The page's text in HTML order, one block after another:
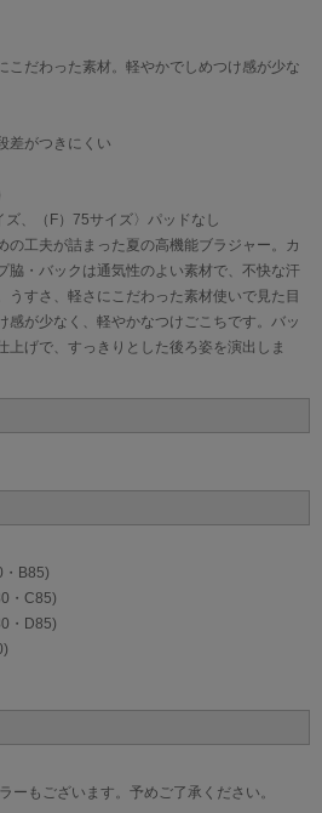
だわった素材。軽やかでしめつけ感が少な
差がつきにくい
ズ、（F）75サイズ〉パッドなし
の工夫が詰まった夏の高機能ブラジャー。カ
脇・バックは通気性のよい素材で、不快な汗
うすさ、軽さにこだわった素材使いで見た目
感が少なく、軽やかなつけごこちです。バッ
上げで、すっきりとした後ろ姿を演出しま
B85)
・C85)
・D85)
もございます。予めご了承ください。